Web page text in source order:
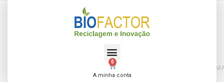
0
A minha conta
Compostor de Jardim/Quintal Compostor Estático – ECO